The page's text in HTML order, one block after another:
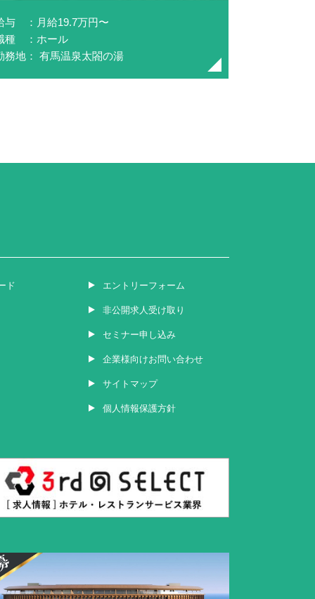
与 ：月給19.7万円〜
種 ：ホール
務地： 有馬温泉太閤の湯
ド エントリーフォーム
非公開求人受け取り
セミナー申し込み
企業様向けお問い合わせ
サイトマップ
個人情報保護方針